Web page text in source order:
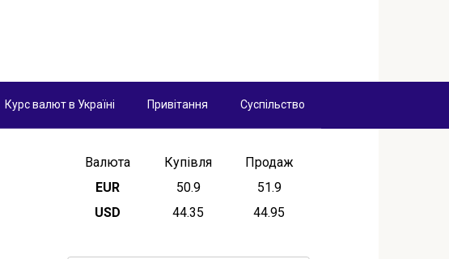
Курс валют в Україні Привітання Суспільство
Валюта Купівля
Продаж
EUR
50.9
51.9
USD
44.35 44.95